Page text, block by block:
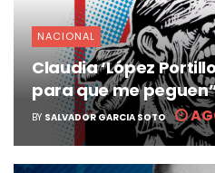
NACIONAL
Claudia ‘López
para que me
BY SALVADOR GARCIA SOTO